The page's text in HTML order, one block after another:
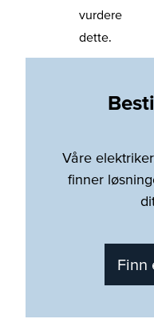
vurdere
dette.
Våre
finner
Finn